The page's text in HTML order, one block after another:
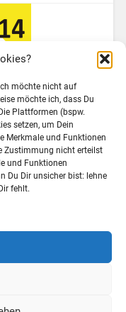
möchte nicht auf
möchte ich, dass Du
Plattformen (bspw.
setzen, um Dein
Merkmale und Funktionen
Zustimmung nicht erteilst
und Funktionen
Du Dir unsicher bist: lehne
fehlt.
Weile
Dokumentation.
Plattform?
(MOOCs),
xMOOCs,